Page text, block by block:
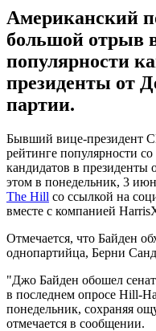
Американский
большой отрыв
популярности
президенты от
партии.
Бывший вице-президент
рейтинге популярности
кандидатов в президенты
этом в понедельник, 3
The Hill со ссылкой на
вместе с компанией
Отмечается, что Байден
однопартийца, Берни
"Джо Байден обошел
в последнем опросе Hill-
понедельник, сохраняя
отмечается в сообщении.